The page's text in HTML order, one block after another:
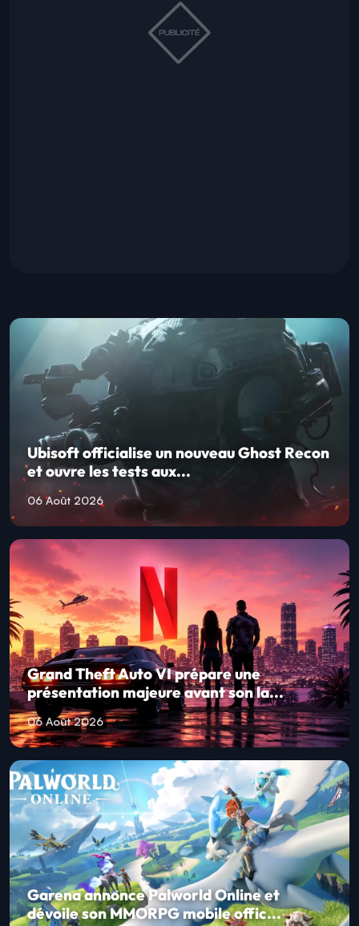
Ubisoft officialise un nouveau Ghost Recon
et ouvre les tests aux...
06 Août 2026
Grand Theft Auto VI prépare une
présentation majeure avant son la...
06 Août 2026
Garena annonce Palworld Online et
dévoile son MMORPG mobile offic...